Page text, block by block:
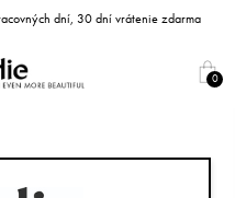
dní, 30 dní vrátenie zdarma
0